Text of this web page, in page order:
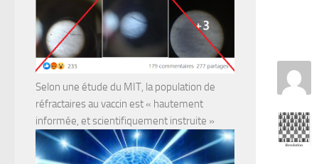
Selon une étude du MIT, la population de
réfractaires au vaccin est « hautement
informée, et scientifiquement instruite »